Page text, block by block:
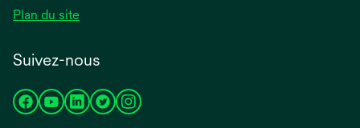
Plan du site
Suivez-nous
s’ouvres’ouvres’ouvres’ouvres’ouvre